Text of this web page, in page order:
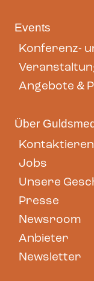
Events
Konferenz-
Angebote &
Über
Kontaktieren
Jobs
Unsere
Presse
Newsroom
Anbieter
Newsletter